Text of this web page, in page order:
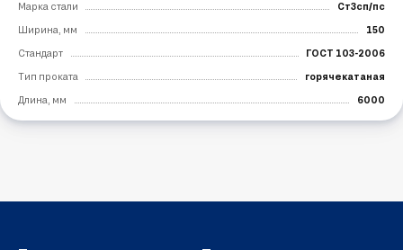
Марка стали Ст3сп/пс
Ширина, мм 150
Стандарт ГОСТ 103-2006
Тип проката горячекатаная
Длина, мм 6000